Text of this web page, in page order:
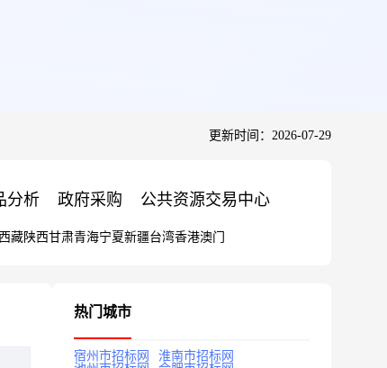
更新时间：2026-07-29
分析 政府采购 公共资源交易中心
西藏陕西甘肃青海宁夏新疆台湾香港澳门
热门城市
宿州市招标网
淮南市招标网